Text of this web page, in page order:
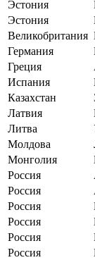
Эстония
Эстония
Великобритания
Германия
Греция
Испания
Казахстан
Латвия
Литва
Молдова
Монголия
Россия
Россия
Россия
Россия
Россия
Россия